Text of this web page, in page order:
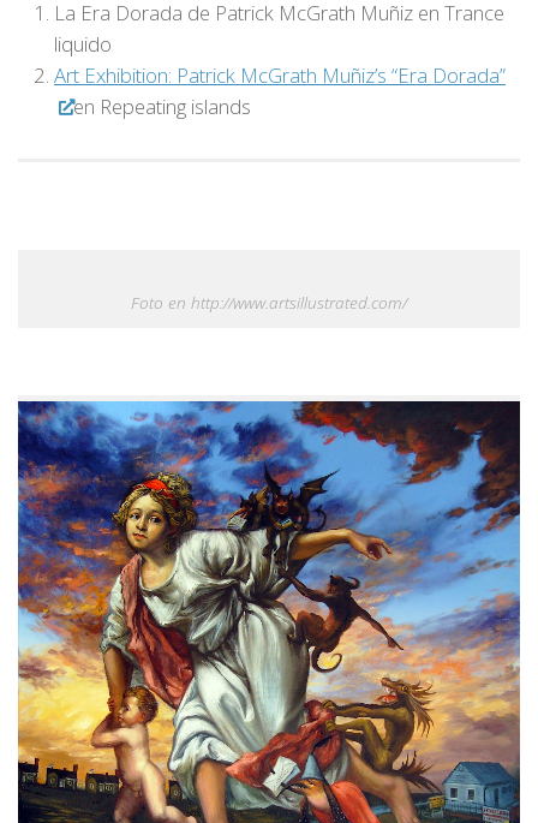
La Era Dorada de Patrick McGrath Muñiz en Trance
liquido
Art Exhibition: Patrick McGrath Muñiz’s “Era Dorada”
en Repeating islands
Foto en http://www.artsillustrated.com/